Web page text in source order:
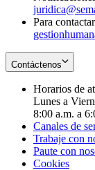
Para
Contáctenos
Horarios de
Lunes a
8:00 a.m. a
Canales de
Trabaje con
Paute con
Cookies